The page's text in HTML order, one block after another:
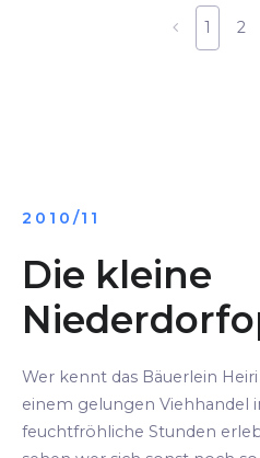
1 2
2010/11
Die kleine
Wer kennt das Bäuerlein
einem gelungen Viehhandel
feuchtfröhliche Stunden